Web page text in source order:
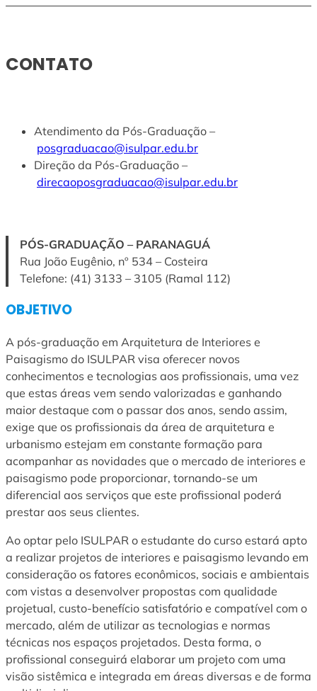
CONTATO
Atendimento da Pós-Graduação –
posgraduacao@isulpar.edu.br
Direção da Pós-Graduação –
direcaoposgraduacao@isulpar.edu.br
PÓS-GRADUAÇÃO – PARANAGUÁ
Rua João Eugênio, nº 534 – Costeira
Telefone: (41) 3133 – 3105 (Ramal 112)
OBJETIVO
A pós-graduação em Arquitetura de Interiores e
Paisagismo do ISULPAR visa oferecer novos
conhecimentos e tecnologias aos profissionais, uma vez
que estas áreas vem sendo valorizadas e ganhando
maior destaque com o passar dos anos, sendo assim,
exige que os profissionais da área de arquitetura e
urbanismo estejam em constante formação para
acompanhar as novidades que o mercado de interiores e
paisagismo pode proporcionar, tornando-se um
diferencial aos serviços que este profissional poderá
prestar aos seus clientes.
Ao optar pelo ISULPAR o estudante do curso estará apto
a realizar projetos de interiores e paisagismo levando em
consideração os fatores econômicos, sociais e ambientais
com vistas a desenvolver propostas com qualidade
projetual, custo-benefício satisfatório e compatível com o
mercado, além de utilizar as tecnologias e normas
técnicas nos espaços projetados. Desta forma, o
profissional conseguirá elaborar um projeto com uma
visão sistêmica e integrada em áreas diversas e de forma